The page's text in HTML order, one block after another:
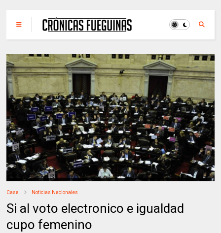
Casa Noticias Nacionales
Si al voto electronico e igualdad
cupo femenino